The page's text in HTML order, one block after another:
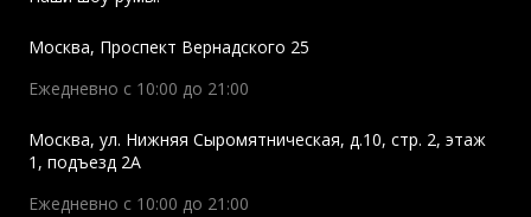
Москва, Проспект Вернадского 25
Ежедневно с 10:00 до 21:00
Москва, ул. Нижняя Сыромятническая, д.10, стр. 2, этаж
1, подъезд 2A
Ежедневно с 10:00 до 21:00